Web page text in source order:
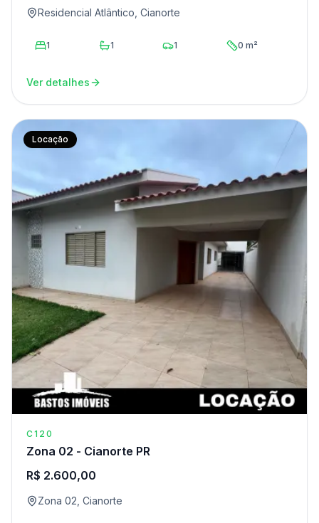
Residencial Atlântico, Cianorte
1 1 1 0 m²
Ver detalhes
Locação
C120
Zona 02 - Cianorte PR
R$ 2.600,00
Zona 02, Cianorte